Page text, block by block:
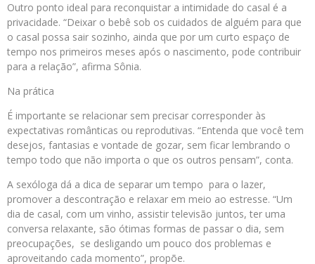
Outro ponto ideal para reconquistar a intimidade do casal é a
privacidade. “Deixar o bebê sob os cuidados de alguém para que
o casal possa sair sozinho, ainda que por um curto espaço de
tempo nos primeiros meses após o nascimento, pode contribuir
para a relação”, afirma Sônia.
Na prática
É importante se relacionar sem precisar corresponder às
expectativas românticas ou reprodutivas. “Entenda que você tem
desejos, fantasias e vontade de gozar, sem ficar lembrando o
tempo todo que não importa o que os outros pensam”, conta.
A sexóloga dá a dica de separar um tempo para o lazer,
promover a descontração e relaxar em meio ao estresse. “Um
dia de casal, com um vinho, assistir televisão juntos, ter uma
conversa relaxante, são ótimas formas de passar o dia, sem
preocupações, se desligando um pouco dos problemas e
aproveitando cada momento”, propõe.